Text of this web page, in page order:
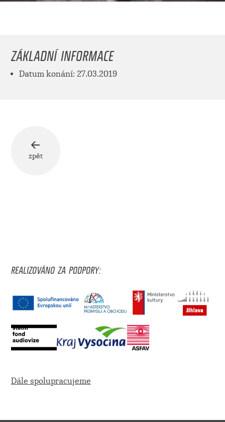
ZÁKLADNÍ INFORMACE
Datum konání: 27.03.2019
zpět
REALIZOVÁNO ZA PODPORY:
Dále spolupracujeme